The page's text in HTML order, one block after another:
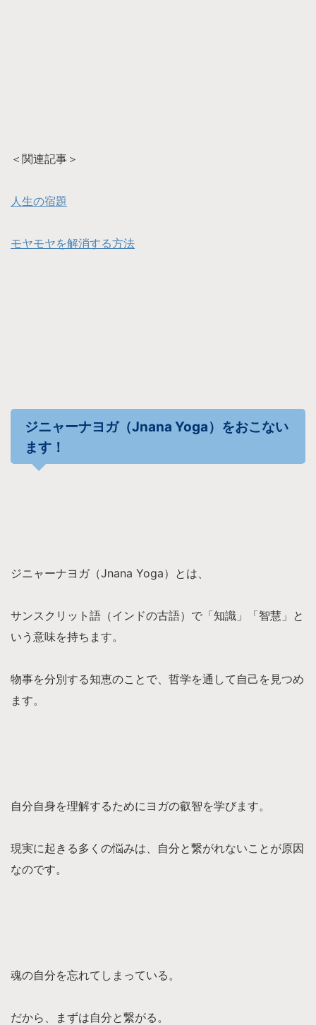
＜関連記事＞
人生の宿題
モヤモヤを解消する方法
ジニャーナヨガ（Jnana Yoga）をおこない
ます！
ジニャーナヨガ（Jnana Yoga）とは、
サンスクリット語（インドの古語）で「知識」「智慧」と
いう意味を持ちます。
物事を分別する知恵のことで、哲学を通して自己を見つめ
ます。
自分自身を理解するためにヨガの叡智を学びます。
現実に起きる多くの悩みは、自分と繋がれないことが原因
なのです。
魂の自分を忘れてしまっている。
だから、まずは自分と繋がる。